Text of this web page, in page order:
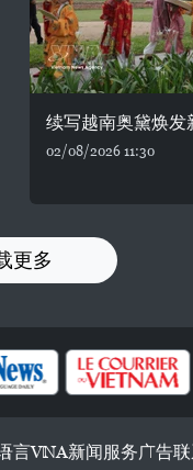
续写越南奥黛焕发
02/08/2026 11:30
更多
言VNA新闻服务广告